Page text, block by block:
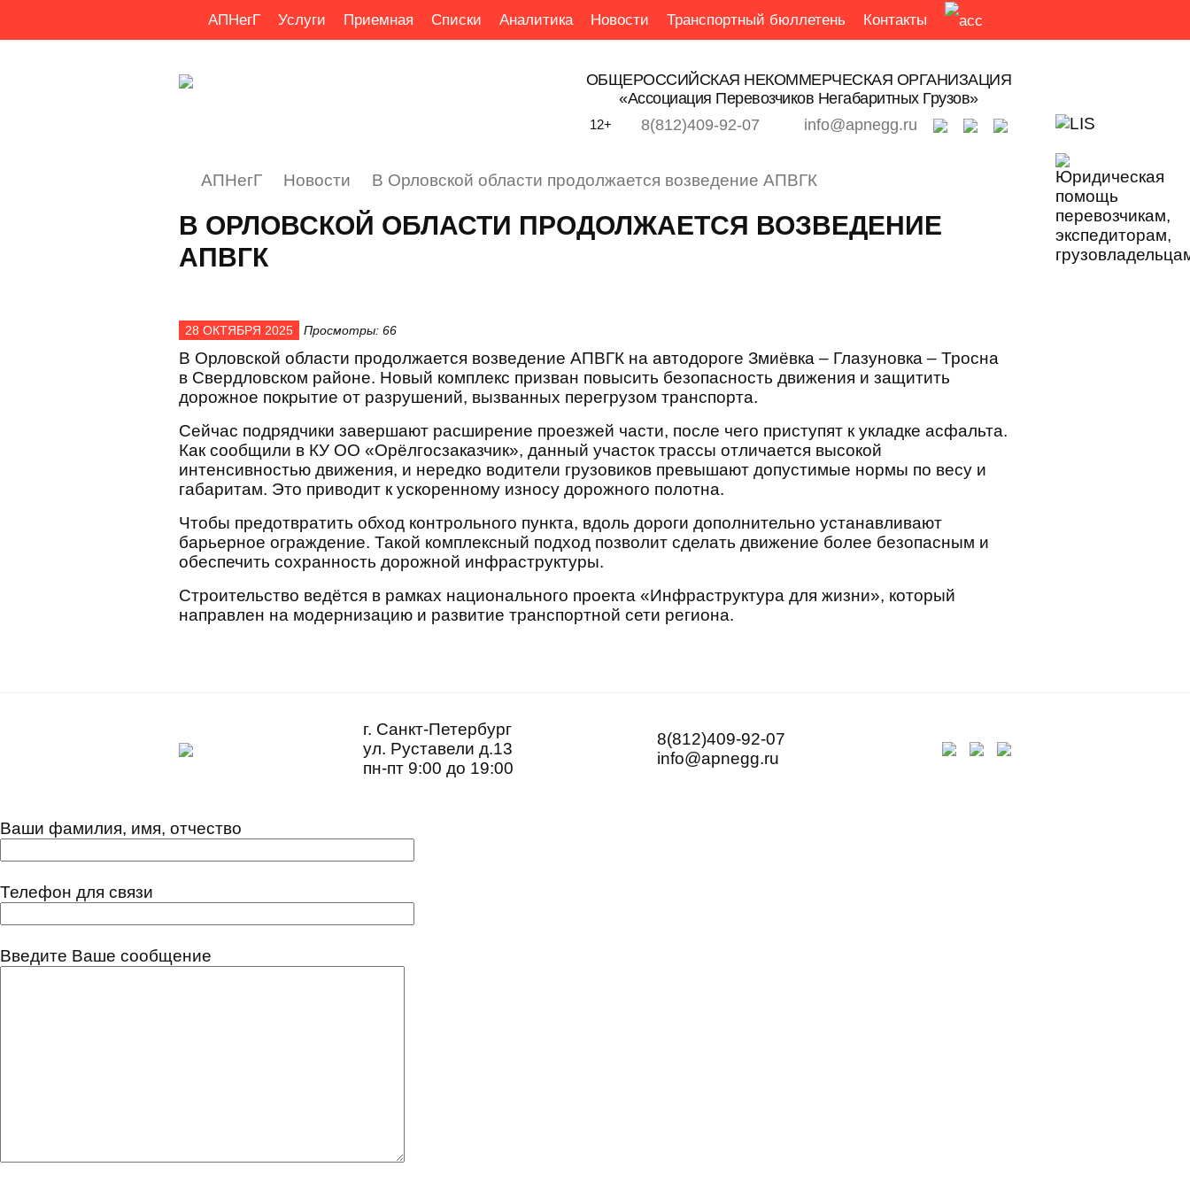
АПНегГ Услуги Приемная Списки Аналитика Новости Транспортный бюллетень Контакты
ОБЩЕРОССИЙСКАЯ НЕКОММЕРЧЕСКАЯ ОРГАНИЗАЦИЯ
«Ассоциация Перевозчиков Негабаритных Грузов»
12+ 8(812)409-92-07 info@apnegg.ru
АПНегГ Новости В Орловской области продолжается возведение АПВГК
В ОРЛОВСКОЙ ОБЛАСТИ ПРОДОЛЖАЕТСЯ ВОЗВЕДЕНИЕ
АПВГК
28 ОКТЯБРЯ 2025 Просмотры: 66
В Орловской области продолжается возведение АПВГК на автодороге Змиёвка – Глазуновка – Тросна
в Свердловском районе. Новый комплекс призван повысить безопасность движения и защитить
дорожное покрытие от разрушений, вызванных перегрузом транспорта.
Сейчас подрядчики завершают расширение проезжей части, после чего приступят к укладке асфальта.
Как сообщили в КУ ОО «Орёлгосзаказчик», данный участок трассы отличается высокой
интенсивностью движения, и нередко водители грузовиков превышают допустимые нормы по весу и
габаритам. Это приводит к ускоренному износу дорожного полотна.
Чтобы предотвратить обход контрольного пункта, вдоль дороги дополнительно устанавливают
барьерное ограждение. Такой комплексный подход позволит сделать движение более безопасным и
обеспечить сохранность дорожной инфраструктуры.
Строительство ведётся в рамках национального проекта «Инфраструктура для жизни», который
направлен на модернизацию и развитие транспортной сети региона.
г. Санкт-Петербург
ул. Руставели д.13
пн-пт 9:00 до 19:00
8(812)409-92-07
info@apnegg.ru
Ваши фамилия, имя, отчество
Телефон для связи
Введите Ваше сообщение